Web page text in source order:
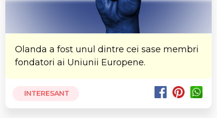
Olanda a fost unul dintre cei sase membri
fondatori ai Uniunii Europene.
INTERESANT